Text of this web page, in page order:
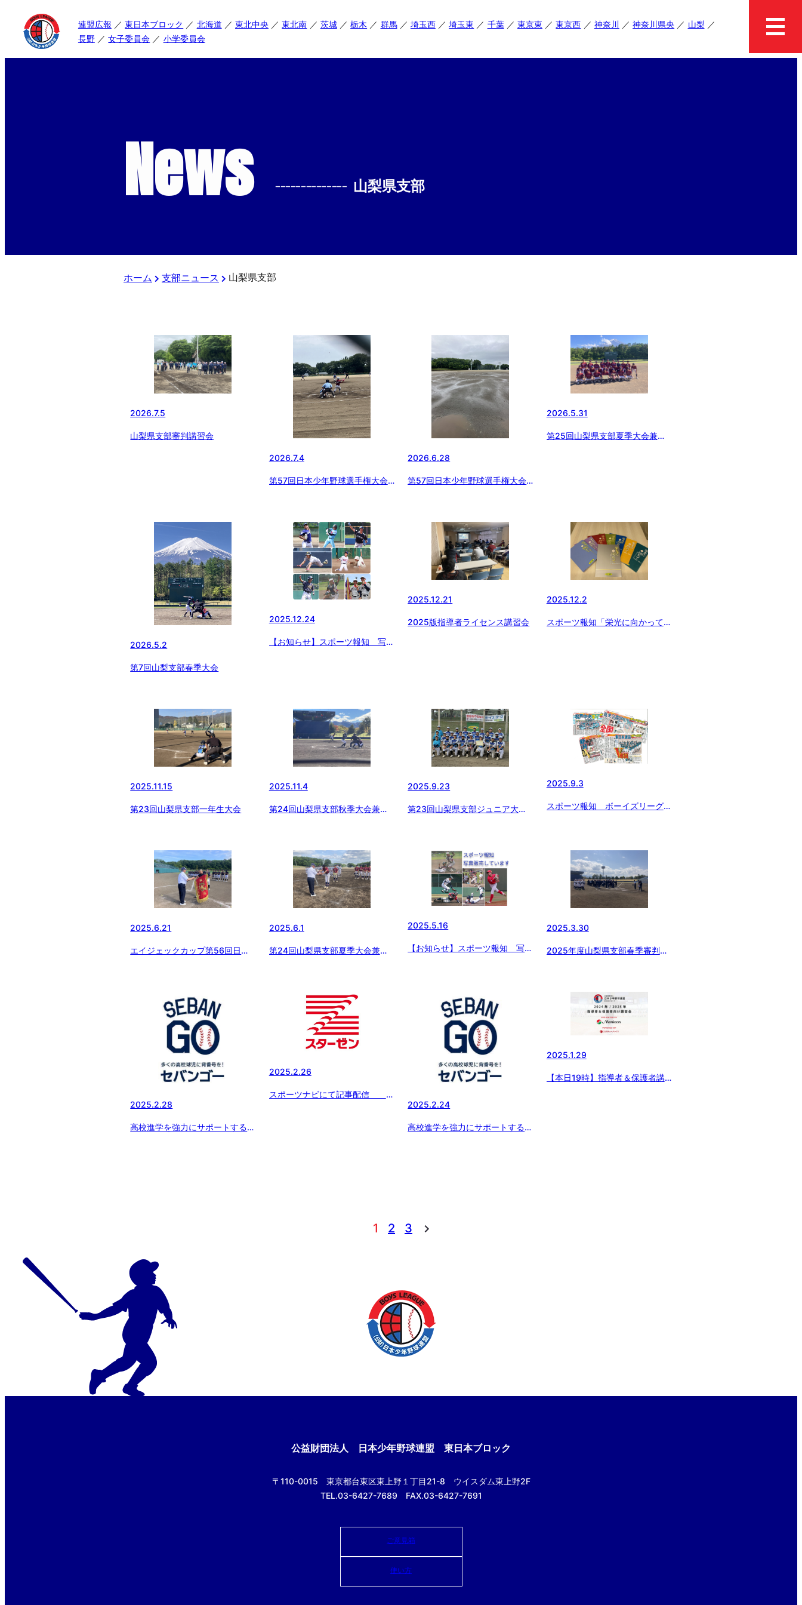
連盟広報 東日本ブロック 北海道 東北中央 東北南 茨城 栃木 群馬 埼玉西 埼玉東 千葉 東京東 東京西 神奈川 神奈川県央
山梨
長野
女子委員会 小学委員会
News -------------- 山梨県支部
ホーム 支部ニュース 山梨県支部
2026.7.5
山梨県支部審判講習会
2026.7.4
第57回日本少年野球選手権大会
2026.6.28
第57回日本少年野球選手権大会
2026.5.31
第25回山梨県支部夏季大会兼関
2026.5.2
第7回山梨支部春季大会
2025.12.24
【お知らせ】スポーツ報知 写真
2025.12.21
2025版指導者ライセンス講習会
2025.12.2
スポーツ報知「栄光に向かって」
2025.11.15
第23回山梨県支部一年生大会
2025.11.4
第24回山梨県支部秋季大会兼春
2025.9.23
第23回山梨県支部ジュニア大会
2025.9.3
スポーツ報知 ボーイズリーグ特
2025.6.21
エイジェックカップ第56回日本
2025.6.1
第24回山梨県支部夏季大会兼関
2025.5.16
【お知らせ】スポーツ報知 写真
2025.3.30
2025年度山梨県支部春季審判講
2025.2.28
高校進学を強力にサポートする新
2025.2.26
スポーツナビにて記事配信
2025.2.24
高校進学を強力にサポートする新
2025.1.29
【本日19時】指導者＆保護者講
1 2 3
公益財団法人 日本少年野球連盟 東日本ブロック
〒110-0015 東京都台東区東上野１丁目21-8 ウイスダム東上野2F
TEL.03-6427-7689 FAX.03-6427-7691
ご意見箱
使い方